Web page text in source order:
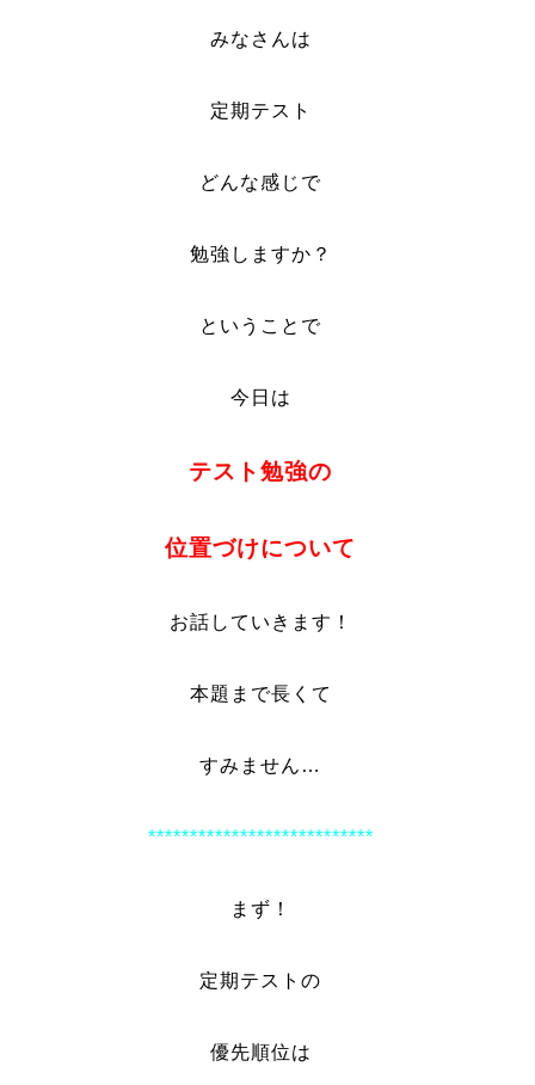
みなさんは
定期テスト
どんな感じで
勉強しますか？
ということで
今日は
テスト勉強の
位置づけについて
お話していきます！
本題まで長くて
すみません…
***************************
まず！
定期テストの
優先順位は